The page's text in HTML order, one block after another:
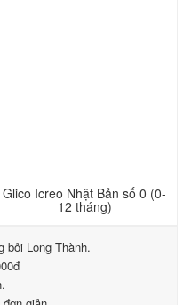
Glico Icreo Nhật Bản số 0 (0-
12 tháng)
bởi Long Thành.